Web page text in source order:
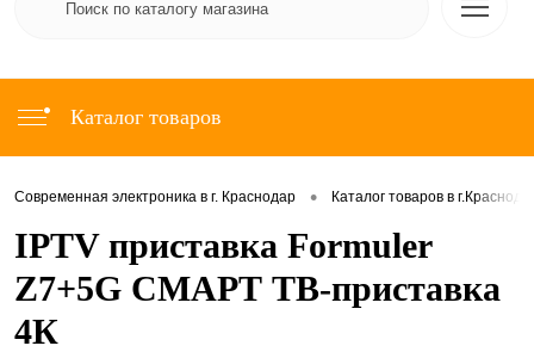
Каталог товаров
Современная электроника в г. Краснодар • Каталог товаров в
IPTV приставка Formuler
Z7+5G СМАРТ ТВ-приставка
4К